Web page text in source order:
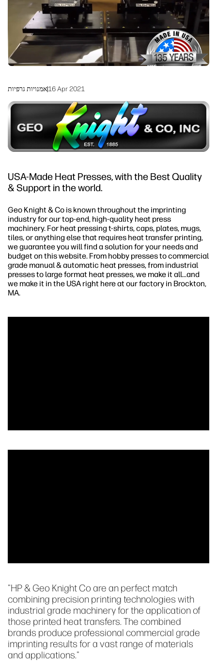
פתרונות זרימת עבודה
קיימות
אמנויות גרפיות|16 Apr 2021
USA-Made Heat Presses, with the Best Quality
& Support in the world.
Geo Knight & Co is known throughout the imprinting
industry for our top-end, high-quality heat press
machinery. For heat pressing t-shirts, caps, plates, mugs,
tiles, or anything else that requires heat transfer printing,
we guarantee you will find a solution for your needs and
budget on this website. From hobby presses to commercial
grade manual & automatic heat presses, from industrial
presses to large format heat presses, we make it all...and
we make it in the USA right here at our factory in Brockton,
MA.
"HP & Geo Knight Co are an perfect match
combining precision printing technologies with
industrial grade machinery for the application of
those printed heat transfers. The combined
brands produce professional commercial grade
imprinting results for a vast range of materials
and applications."